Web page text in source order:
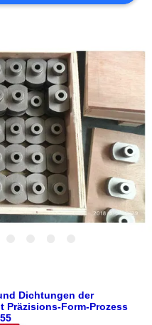
Dichtungen der
Präzisions-Form-Prozess